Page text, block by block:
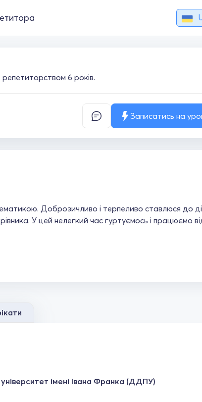
6 років.
Записатись на
Доброзичливо і терпеливо ставлюся до
У цей нелегкий час гуртуємось і працюємо
імені Івана Франка (ДДПУ)